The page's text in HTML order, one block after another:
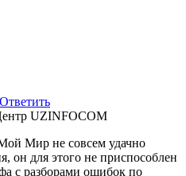
Ответить
UZINFOCOM
Мир не совсем удачно
он для этого не приспособлен
с разборами ошибок по